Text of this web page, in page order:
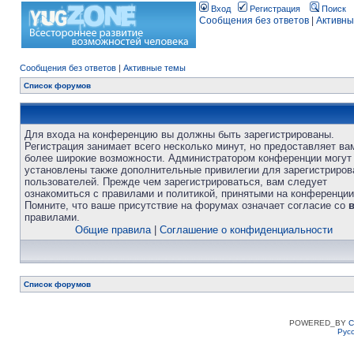
Вход Регистрация Поиск
Сообщения без ответов
Сообщения без ответов | Активные темы
Список форумов
Для входа на конференцию вы должны быть зарегистрированы.
Регистрация занимает всего несколько минут, но предоставляет
более широкие возможности. Администратором конференции
установлены также дополнительные привилегии для
пользователей. Прежде чем зарегистрироваться, вам следует
ознакомиться с правилами и политикой, принятыми на
Помните, что ваше присутствие на форумах означает согласие со
правилами.
Общие правила| Соглашение о конфиденциальности
Список форумов
POWERED_BY